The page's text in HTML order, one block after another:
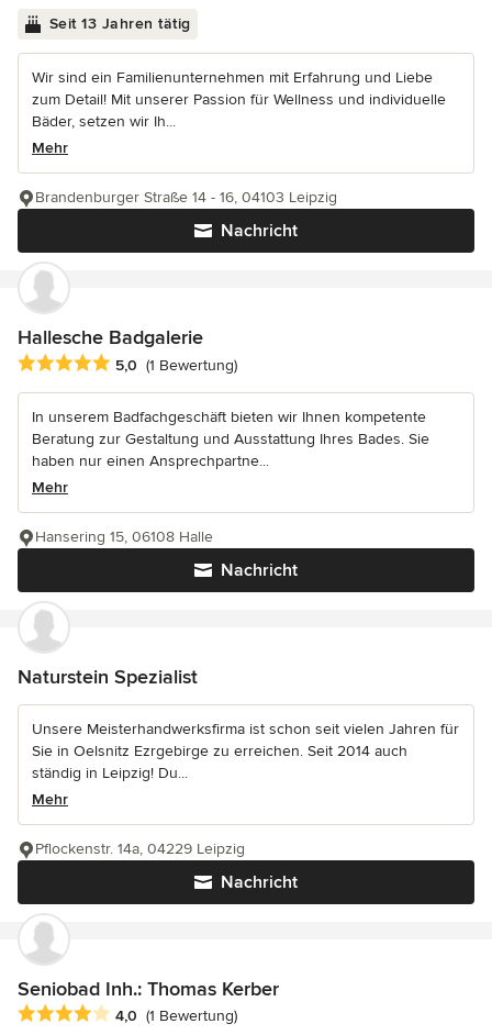
Seit 13 Jahren tätig
Wir sind ein Familienunternehmen mit Erfahrung und Liebe
zum Detail! Mit unserer Passion für Wellness und individuelle
Bäder, setzen wir Ih...
Mehr
Nachricht
Brandenburger Straße 14 - 16, 04103 Leipzig
Hallesche Badgalerie
Durchschnittliche Bewertung: 5 von 5 Sternen
5,0 (1 Bewertung)
In unserem Badfachgeschäft bieten wir Ihnen kompetente
Beratung zur Gestaltung und Ausstattung Ihres Bades. Sie
haben nur einen Ansprechpartne...
Mehr
Nachricht
Hansering 15, 06108 Halle
Naturstein Spezialist
Unsere Meisterhandwerksfirma ist schon seit vielen Jahren für
Sie in Oelsnitz Ezrgebirge zu erreichen. Seit 2014 auch
ständig in Leipzig! Du...
Mehr
Nachricht
Pflockenstr. 14a, 04229 Leipzig
Seniobad Inh.: Thomas Kerber
Durchschnittliche Bewertung: 4 von 5 Sternen
4,0 (1 Bewertung)